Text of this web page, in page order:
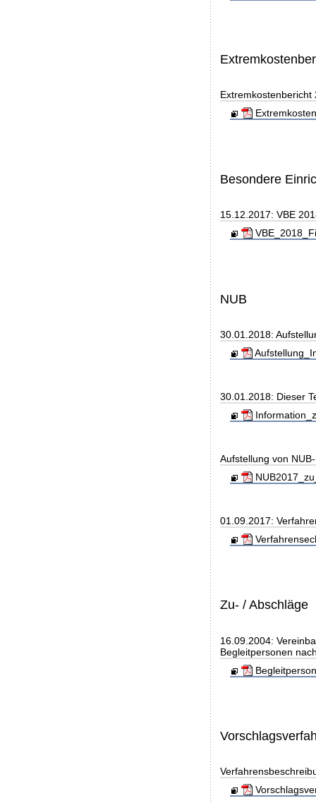
Extremkostenbericht
Besondere
15.12.2017: VBE
NUB
30.01.2018:
30.01.2018: Dieser
Aufstellung von
01.09.2017:
Zu- / Abschläge
16.09.2004:
Begleitpersonen